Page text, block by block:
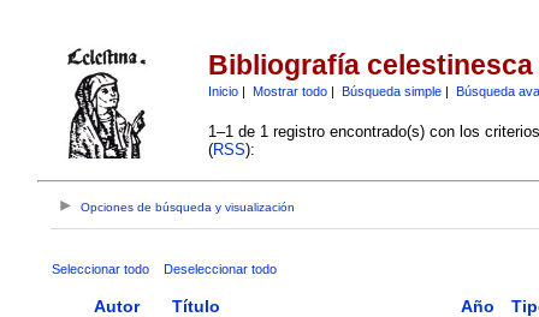
Bibliografía celestinesca
Inicio| Mostrar todo| Búsqueda simple| Búsqueda
1–1 de 1 registro encontrado(s) con los
(RSS):
Opciones de búsqueda y visualización
Seleccionar todo Deseleccionar todo
Autor Título Año